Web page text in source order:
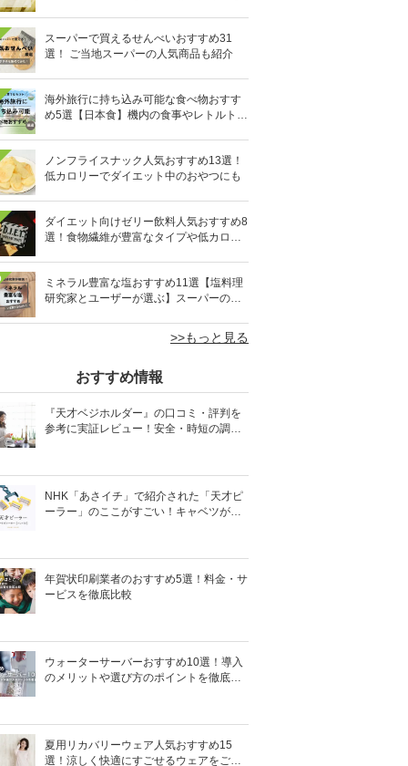
スーパーで買えるせんべいおすすめ31
選！ ご当地スーパーの人気商品も紹介
海外旅行に持ち込み可能な食べ物おすす
め5選【日本食】機内の食事やレトルト食
ノンフライスナック人気おすすめ13選！
低カロリーでダイエット中のおやつにも
ダイエット向けゼリー飲料人気おすすめ8
選！食物繊維が豊富なタイプや低カロリ
ミネラル豊富な塩おすすめ11選【塩料理
研究家とユーザーが選ぶ】スーパーの人
>>もっと見る
おすすめ情報
『天才ベジホルダー』の口コミ・評判を
参考に実証レビュー！安全・時短の調理
NHK「あさイチ」で紹介された「天才ピ
ーラー」のここがすごい！キャベツがほ
年賀状印刷業者のおすすめ5選！料金・サ
ービスを徹底比較
ウォーターサーバーおすすめ10選！導入
のメリットや選び方のポイントを徹底解
夏用リカバリーウェア人気おすすめ15
選！涼しく快適にすごせるウェアをご紹